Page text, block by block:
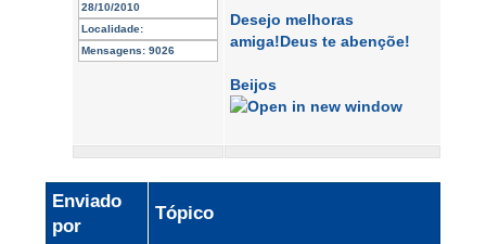
28/10/2010
Localidade:
Mensagens: 9026
Desejo melhoras
amiga!Deus te abençõe!
Beijos
Enviado
por
Tópico